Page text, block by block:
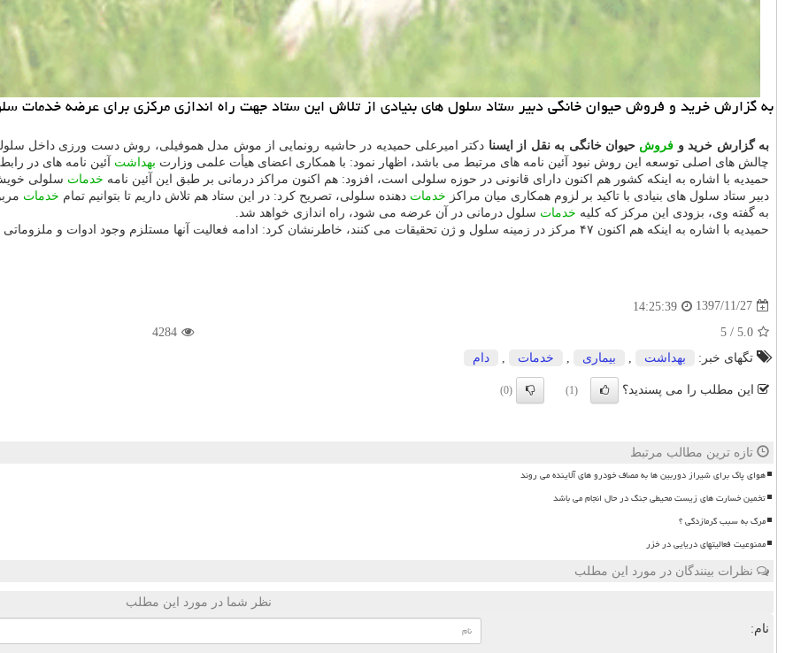
به گزارش خرید و فروش حیوان خانگی دبیر ستاد سلول های بنیادی از تلاش این ستاد جهت راه اندازی مركزی برای عرضه خدمات
به گزارش خرید و فروش حیوان خانگی به نقل از ایسنا دكتر امیرعلی حمیدیه در حاشیه رونمایی از موش مدل هموفیلی، روش دست ورزی داخل
چالش های اصلی توسعه این روش نبود آئین نامه های مرتبط می باشد، اظهار نمود: با همكاری اعضای هیأت علمی وزارت بهداشت آئین نامه های در
حمیدیه با اشاره به اینكه كشور هم اكنون دارای قانونی در حوزه سلولی است، افزود: هم اكنون مراكز درمانی بر طبق این آئین نامه خدمات سلولی
دبیر ستاد سلول های بنیادی با تاكید بر لزوم همكاری میان مراكز خدمات دهنده سلولی، تصریح كرد: در این ستاد هم تلاش داریم تا بتوانیم تمام خدمات
به گفته وی، بزودی این مركز كه كلیه خدمات سلول درمانی در آن عرضه می شود، راه اندازی خواهد شد.
حمیدیه با اشاره به اینكه هم اكنون ۴۷ مركز در زمینه سلول و ژن تحقیقات می كنند، خاطرنشان كرد: ادامه فعالیت آنها مستلزم وجود ادوات و ملزوماتی است كه با همكاری بخش های تحقیقاتی و شركت ها محقق می شود.
1397/11/27
14:25:39
5.0
/
5
4284
تگهای خبر:
بهداشت بیماری خدمات دام
این مطلب را می پسندید؟ (1)
(0)
تازه ترین مطالب مرتبط
هوای پاک برای شیراز دوربین ها به مصاف خودرو های آلاینده می روند
تخمین خسارت های زیست محیطی جنگ در حال انجام می باشد
مرگ به سبب گرمازدگی ؟
ممنوعیت فعالیتهای دریایی در خزر
نظرات بینندگان در مورد این مطلب
نظر شما در مورد این مطلب
نام: